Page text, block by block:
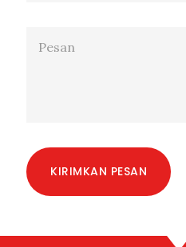
KIRIMKAN PESAN